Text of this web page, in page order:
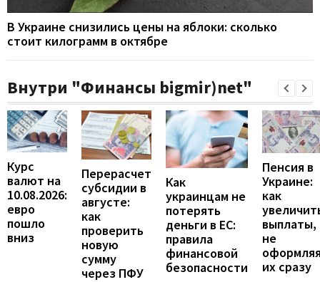
В Украине снизились цены на яблоки: сколько
стоит килограмм в октябре
Внутри "Финансы bigmir)net"
Курс
валют на
10.08.2026:
евро
пошло
вниз
Перерасчет
субсидии в
августе:
как
проверить
новую
сумму
через ПФУ
Как
украинцам не
потерять
деньги в ЕС:
правила
финансовой
безопасности
Пенсия в
Украине:
как
выплаты,
не
их сразу